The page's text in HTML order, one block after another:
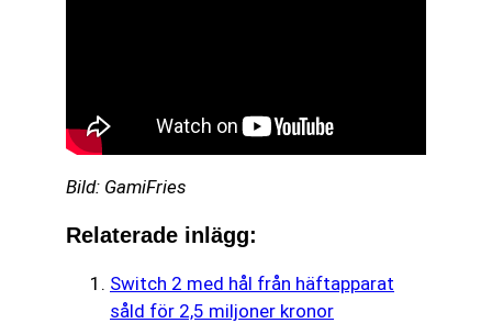
Bild: GamiFries
Relaterade inlägg:
Switch 2 med hål från häftapparat
såld för 2,5 miljoner kronor